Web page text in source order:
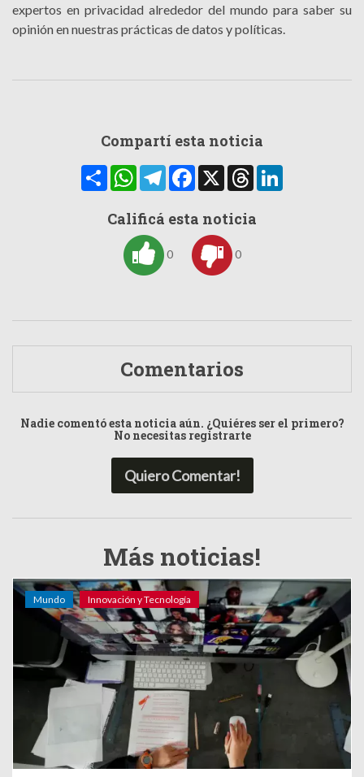
expertos en privacidad alrededor del mundo para saber su
opinión en nuestras prácticas de datos y políticas.
Compartí esta noticia
CompartirWhatsAppTelegramFacebook
X Threads
Calificá esta noticia
0 0
Comentarios
Nadie comentó esta noticia aún. ¿Quiéres ser el primero?
No necesitas registrarte
Quiero Comentar!
Más noticias!
Mundo Innovación y Tecnología